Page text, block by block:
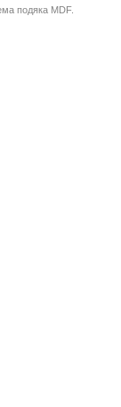
подяка MDF.